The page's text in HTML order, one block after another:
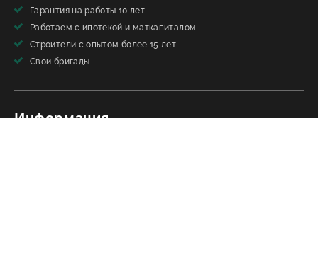
Гарантия на работы 10 лет
Работаем с ипотекой и маткапиталом
Строители с опытом более 15 лет
Свои бригады
Информация